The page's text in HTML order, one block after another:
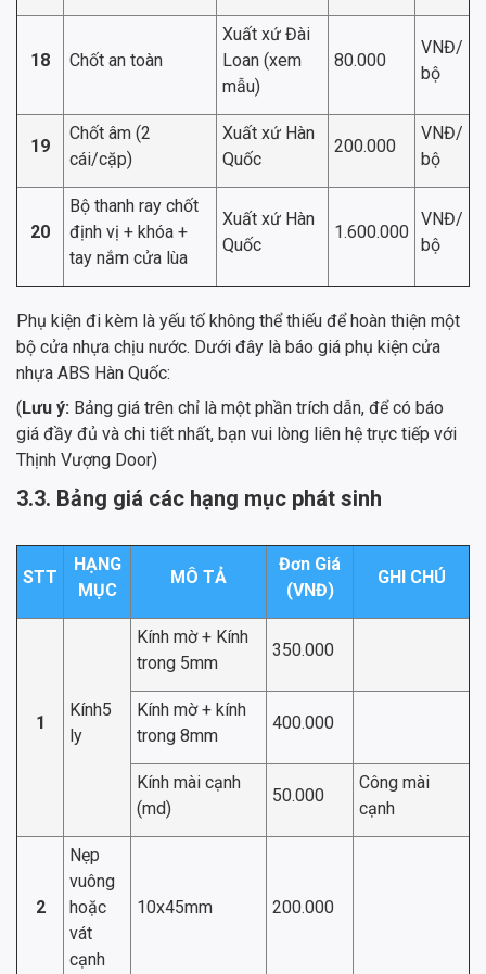
18 Chốt an toàn
Xuất xứ Đài
Loan (xem
mẫu)
80.000
VNĐ/
bộ
19
Chốt âm (2
cái/cặp)
Xuất xứ Hàn
Quốc
200.000
VNĐ/
bộ
20
Bộ thanh ray chốt
định vị + khóa +
tay nắm cửa lùa
Xuất xứ Hàn
Quốc
1.600.000
VNĐ/
bộ
Phụ kiện đi kèm là yếu tố không thể thiếu để hoàn thiện một
bộ cửa nhựa chịu nước. Dưới đây là báo giá phụ kiện cửa
nhựa ABS Hàn Quốc:
(Lưu ý: Bảng giá trên chỉ là một phần trích dẫn, để có báo
giá đầy đủ và chi tiết nhất, bạn vui lòng liên hệ trực tiếp với
Thịnh Vượng Door)
3.3. Bảng giá các hạng mục phát sinh
STT
HẠNG
MỤC
MÔ TẢ
Đơn Giá
(VNĐ)
GHI CHÚ
1
Kính5
ly
Kính mờ + Kính
trong 5mm
350.000
Kính mờ + kính
trong 8mm
400.000
Kính mài cạnh
(md)
50.000
Công mài
cạnh
2
Nẹp
vuông
hoặc
vát
cạnh
10x45mm 200.000